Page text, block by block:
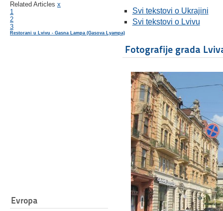
Related Articles x
1
2
3
Restorani u Lvivu - Gasna Lampa (Gasova Lyampa)
Evropa
Svi tekstovi o Ukrajini
Svi tekstovi o Lvivu
Fotografije grada